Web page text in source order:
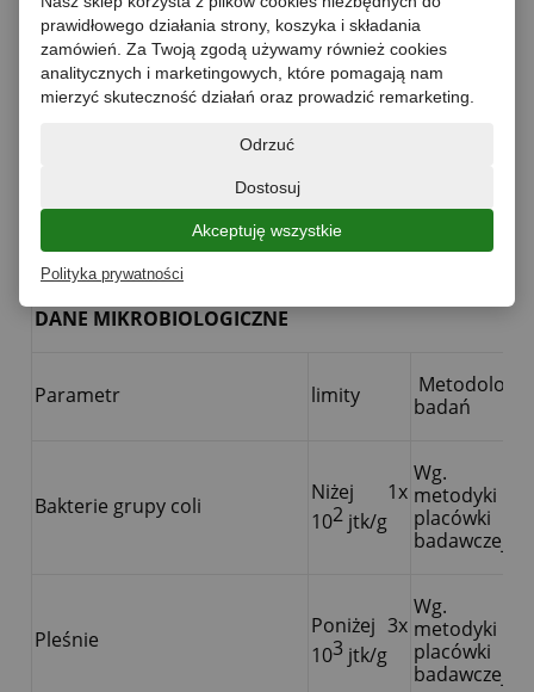
Węglowodany 73,8g
Sód 0,004g
DANE MIKROBIOLOGICZNE
Parametr limity
Metodologia
badań
Bakterie grupy coli
Niżej 1x
102 jtk/g
Wg.
metodyki
placówki
badawczej
Pleśnie
Poniżej 3x
103 jtk/g
Wg.
metodyki
placówki
badawczej
prawidłowego działania strony, koszyka i składania
zamówień. Za Twoją zgodą używamy również cookies
analitycznych i marketingowych, które pomagają nam
mierzyć skuteczność działań oraz prowadzić remarketing.
Odrzuć
Dostosuj
Akceptuję wszystkie
Polityka prywatności